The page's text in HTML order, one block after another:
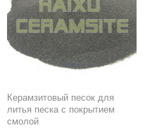
Керамзитовый песок для
литья песка с покрытием
смолой